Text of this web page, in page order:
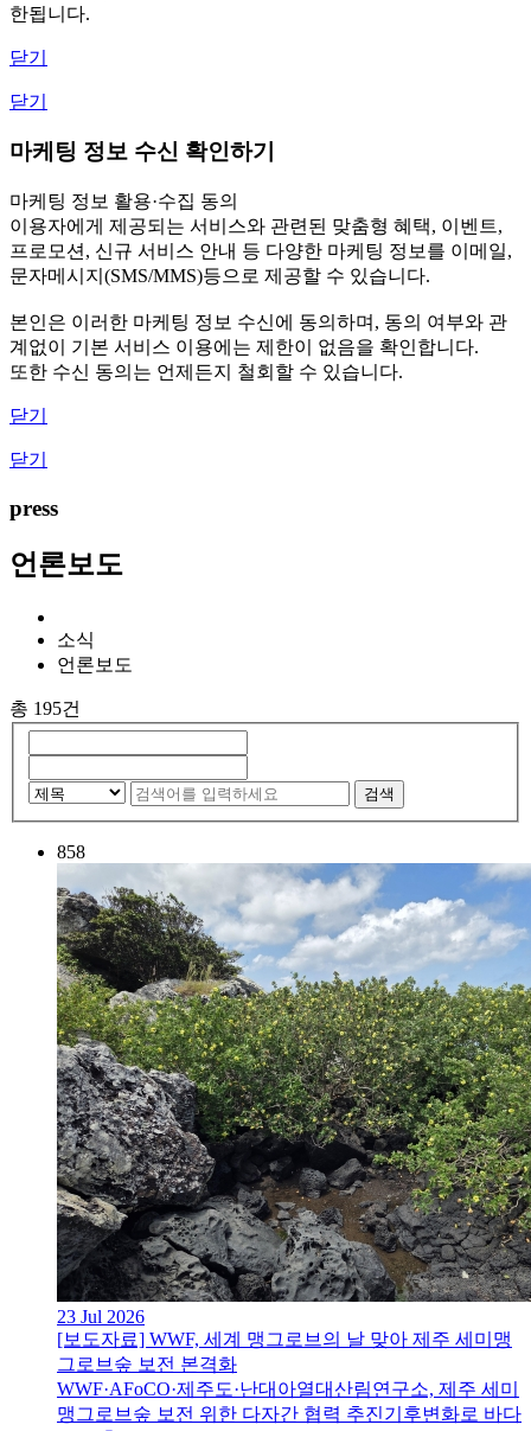
한됩니다.
닫기
닫기
마케팅 정보 수신 확인하기
마케팅 정보 활용·수집 동의
이용자에게 제공되는 서비스와 관련된 맞춤형 혜택, 이벤트,
프로모션, 신규 서비스 안내 등 다양한 마케팅 정보를 이메일,
문자메시지(SMS/MMS)등으로 제공할 수 있습니다.
본인은 이러한 마케팅 정보 수신에 동의하며, 동의 여부와 관
계없이 기본 서비스 이용에는 제한이 없음을 확인합니다.
또한 수신 동의는 언제든지 철회할 수 있습니다.
닫기
닫기
press
언론보도
소식
언론보도
총 195건
검색
858
23 Jul 2026
[보도자료] WWF, 세계 맹그로브의 날 맞아 제주 세미맹
그로브숲 보전 본격화
WWF·AFoCO·제주도·난대아열대산림연구소, 제주 세미
맹그로브숲 보전 위한 다자간 협력 추진기후변화로 바다